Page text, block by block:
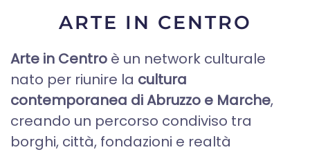
ARTE IN CENTRO
Arte in Centro è un network culturale
nato per riunire la cultura
contemporanea di Abruzzo e Marche,
creando un percorso condiviso tra
borghi, città, fondazioni e realtà